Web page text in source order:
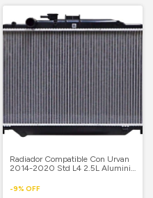
Radiador Compatible Con Urvan
2014-2020 Std L4 2.5L Aluminio
-9% OFF